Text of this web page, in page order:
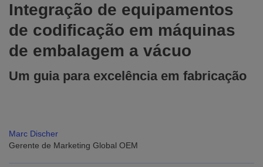
Integração de equipamentos
de codificação em máquinas
de embalagem a vácuo
Um guia para excelência em fabricação
Marc Discher
Gerente de Marketing Global OEM